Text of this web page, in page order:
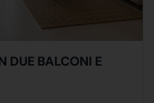
DUE BALCONI E